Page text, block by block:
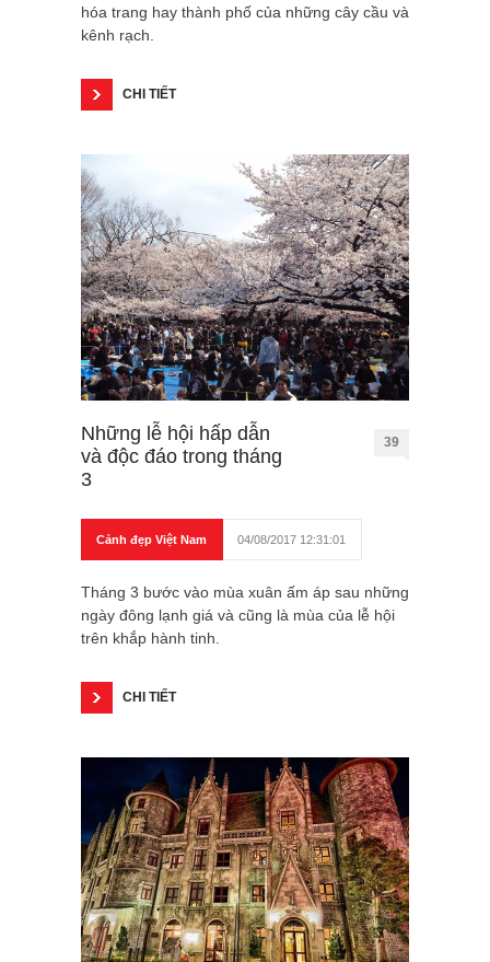
hóa trang hay thành phố của những cây cầu và
kênh rạch.
CHI TIẾT
Những lễ hội hấp dẫn
và độc đáo trong tháng
3
39
Cảnh đẹp Việt Nam 04/08/2017 12:31:01
Tháng 3 bước vào mùa xuân ấm áp sau những
ngày đông lạnh giá và cũng là mùa của lễ hội
trên khắp hành tinh.
CHI TIẾT